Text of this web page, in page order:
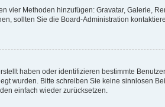
vier Methoden hinzufügen: Gravatar, Galerie,
sollten Sie die Board-Administration
haben oder identifizieren bestimmte
wurden. Bitte schreiben Sie keine sinnlosen
einfach wieder zurücksetzen.